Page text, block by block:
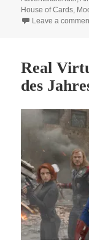
House of Cards,
Leave a
Real
des